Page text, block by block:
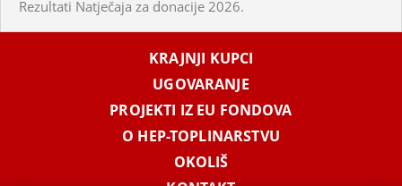
Rezultati Natječaja za donacije 2026.
KRAJNJI KUPCI
UGOVARANJE
PROJEKTI IZ EU FONDOVA
O HEP-TOPLINARSTVU
OKOLIŠ